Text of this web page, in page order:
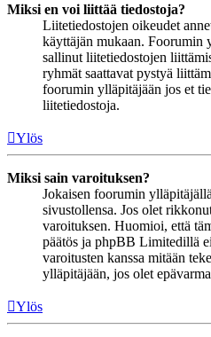
Miksi en voi liittää tiedostoja?
Liitetiedostojen oikeudet
käyttäjän mukaan. Foorumin
sallinut liitetiedostojen
ryhmät saattavat pystyä
foorumin ylläpitäjään jos et
liitetiedostoja.
Ylös
Miksi sain varoituksen?
Jokaisen foorumin
sivustollensa. Jos olet
varoituksen. Huomioi, että
päätös ja phpBB Limitedillä
varoitusten kanssa mitään
ylläpitäjään, jos olet
Ylös